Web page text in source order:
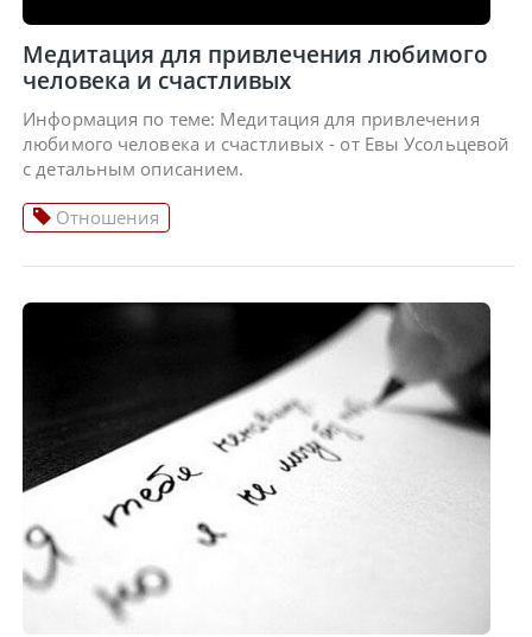
Медитация для привлечения любимого
человека и счастливых
Информация по теме: Медитация для привлечения
любимого человека и счастливых - от Евы Усольцевой
с детальным описанием.
Отношения